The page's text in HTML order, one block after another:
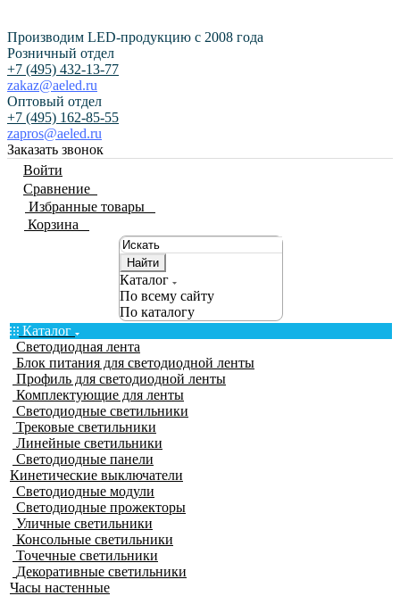
Производим LED-продукцию с 2008 года
Розничный отдел
+7 (495) 432-13-77
zakaz@aeled.ru
Оптовый отдел
+7 (495) 162-85-55
zapros@aeled.ru
Заказать звонок
Войти
Сравнение
Избранные товары
Корзина
Найти
Каталог
По всему сайту
По каталогу
Каталог
Светодиодная лента
Блок питания для светодиодной ленты
Профиль для светодиодной ленты
Комплектующие для ленты
Светодиодные светильники
Трековые светильники
Линейные светильники
Светодиодные панели
Кинетические выключатели
Светодиодные модули
Светодиодные прожекторы
Уличные светильники
Консольные светильники
Точечные светильники
Декоративные светильники
Часы настенные